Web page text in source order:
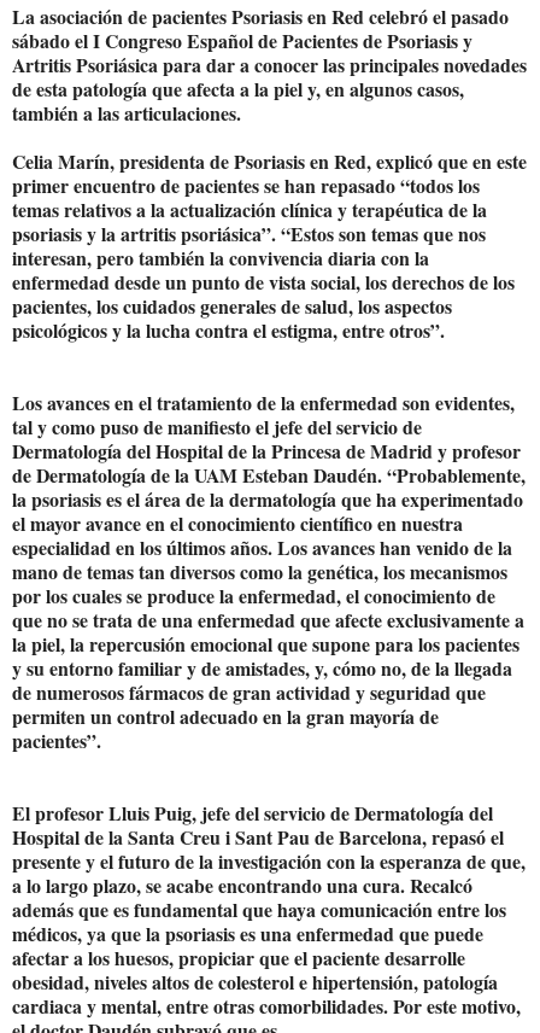
La asociación de pacientes Psoriasis en Red celebró el pasado
sábado el I Congreso Español de Pacientes de Psoriasis y
Artritis Psoriásica para dar a conocer las principales novedades
de esta patología que afecta a la piel y, en algunos casos,
también a las articulaciones.
Celia Marín, presidenta de Psoriasis en Red, explicó que en este
primer encuentro de pacientes se han repasado “todos los
temas relativos a la actualización clínica y terapéutica de la
psoriasis y la artritis psoriásica”. “Estos son temas que nos
interesan, pero también la convivencia diaria con la
enfermedad desde un punto de vista social, los derechos de los
pacientes, los cuidados generales de salud, los aspectos
psicológicos y la lucha contra el estigma, entre otros”.
Los avances en el tratamiento de la enfermedad son evidentes,
tal y como puso de manifiesto el jefe del servicio de
Dermatología del Hospital de la Princesa de Madrid y profesor
de Dermatología de la UAM Esteban Daudén. “Probablemente,
la psoriasis es el área de la dermatología que ha experimentado
el mayor avance en el conocimiento científico en nuestra
especialidad en los últimos años. Los avances han venido de la
mano de temas tan diversos como la genética, los mecanismos
por los cuales se produce la enfermedad, el conocimiento de
que no se trata de una enfermedad que afecte exclusivamente a
la piel, la repercusión emocional que supone para los pacientes
y su entorno familiar y de amistades, y, cómo no, de la llegada
de numerosos fármacos de gran actividad y seguridad que
permiten un control adecuado en la gran mayoría de
pacientes”.
El profesor Lluis Puig, jefe del servicio de Dermatología del
Hospital de la Santa Creu i Sant Pau de Barcelona, repasó el
presente y el futuro de la investigación con la esperanza de que,
a lo largo plazo, se acabe encontrando una cura. Recalcó
además que es fundamental que haya comunicación entre los
médicos, ya que la psoriasis es una enfermedad que puede
afectar a los huesos, propiciar que el paciente desarrolle
obesidad, niveles altos de colesterol e hipertensión, patología
cardiaca y mental, entre otras comorbilidades. Por este motivo,